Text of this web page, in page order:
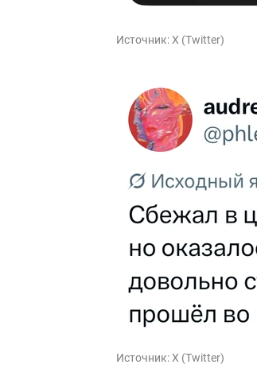
Источник:X (Twitter)
Источник:X (Twitter)